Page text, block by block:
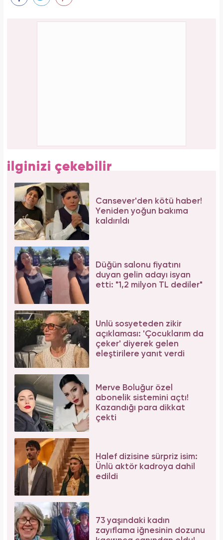
Aşil tendonu kopmuştu! Cengiz Bozkurt son
durumunu paylaştı
İbrahim Tatlıses hastaneye yattığını açıkladı!
Sosyal medyadan peş peşe açıklama